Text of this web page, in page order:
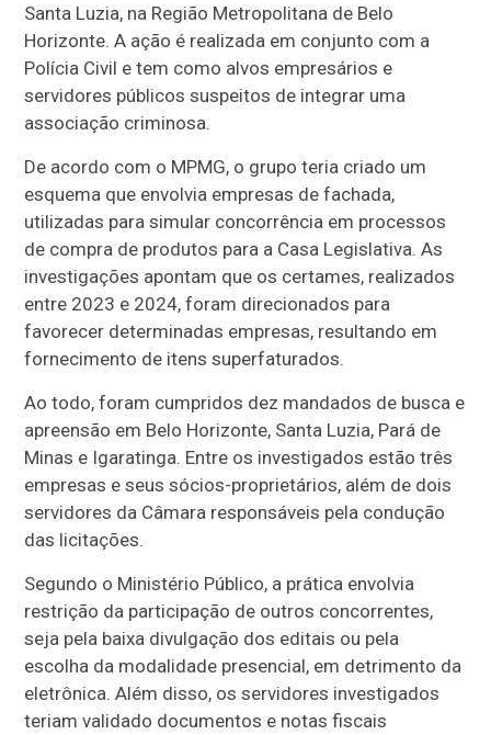
Santa Luzia, na Região Metropolitana de Belo
Horizonte. A ação é realizada em conjunto com a
Polícia Civil e tem como alvos empresários e
servidores públicos suspeitos de integrar uma
associação criminosa.
De acordo com o MPMG, o grupo teria criado um
esquema que envolvia empresas de fachada,
utilizadas para simular concorrência em processos
de compra de produtos para a Casa Legislativa. As
investigações apontam que os certames, realizados
entre 2023 e 2024, foram direcionados para
favorecer determinadas empresas, resultando em
fornecimento de itens superfaturados.
Ao todo, foram cumpridos dez mandados de busca e
apreensão em Belo Horizonte, Santa Luzia, Pará de
Minas e Igaratinga. Entre os investigados estão três
empresas e seus sócios-proprietários, além de dois
servidores da Câmara responsáveis pela condução
das licitações.
Segundo o Ministério Público, a prática envolvia
restrição da participação de outros concorrentes,
seja pela baixa divulgação dos editais ou pela
escolha da modalidade presencial, em detrimento da
eletrônica. Além disso, os servidores investigados
teriam validado documentos e notas fiscais